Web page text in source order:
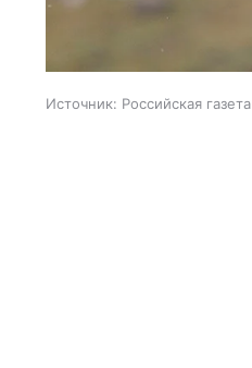
Источник: Российская газета